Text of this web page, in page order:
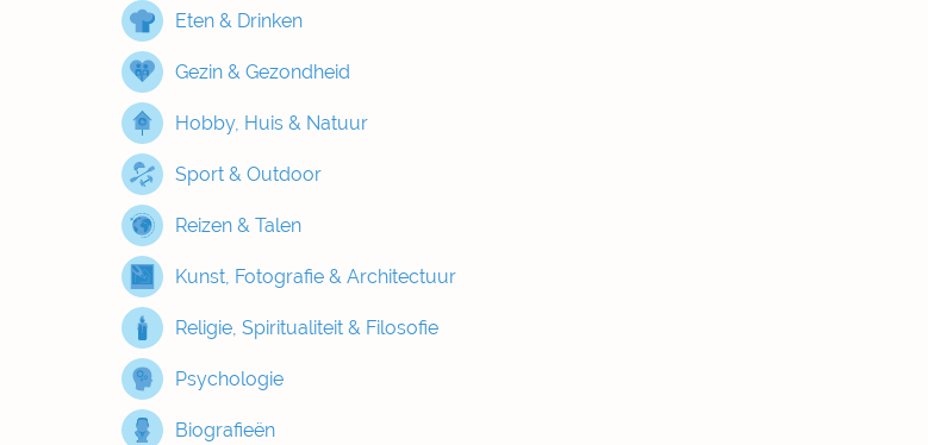
Eten & Drinken
Gezin & Gezondheid
Hobby, Huis & Natuur
Sport & Outdoor
Reizen & Talen
Kunst, Fotografie & Architectuur
Religie, Spiritualiteit & Filosofie
Psychologie
Biografieën